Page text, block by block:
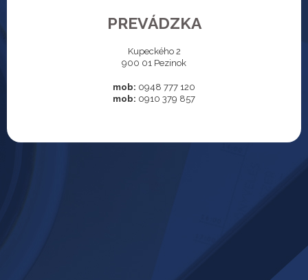
PREVÁDZKA
Kupeckého 2
900 01 Pezinok
mob: 0948 777 120
mob: 0910 379 857